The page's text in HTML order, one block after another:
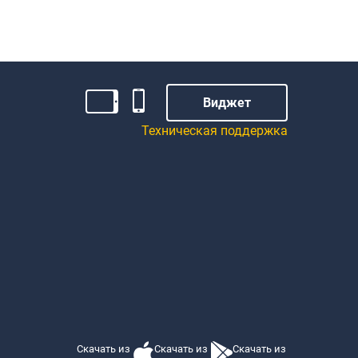
Виджет
Техническая поддержка
Скачать из Скачать из Скачать из